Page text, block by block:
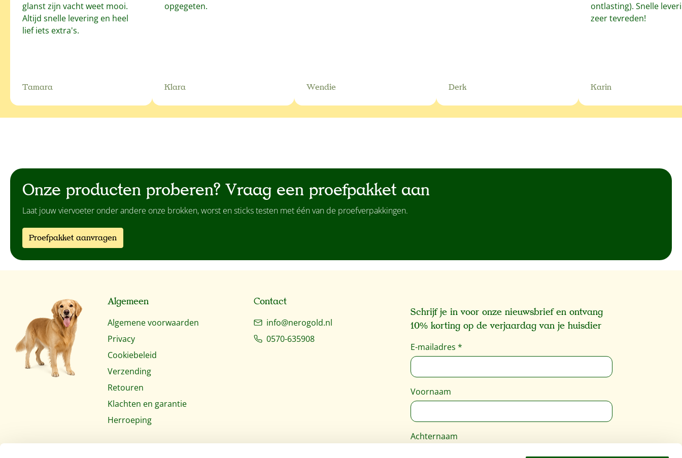
glanst zijn vacht weet mooi.
Altijd snelle levering en heel
lief iets extra's.
Tamara
opgegeten.
Klara Wendie Derk
ontlasting). Snelle
zeer tevreden!
Karin
Onze producten proberen? Vraag een proefpakket aan
Laat jouw viervoeter onder andere onze brokken, worst en sticks testen met één van de proefverpakkingen.
Proefpakket aanvragen
Algemeen
Algemene voorwaarden
Privacy
Cookiebeleid
Verzending
Retouren
Klachten en garantie
Herroeping
Contact
info@nerogold.nl
0570-635908
Schrijf je in voor onze nieuwsbrief en ontvang
10% korting op de verjaardag van je huisdier
E-mailadres *
Voornaam
Achternaam